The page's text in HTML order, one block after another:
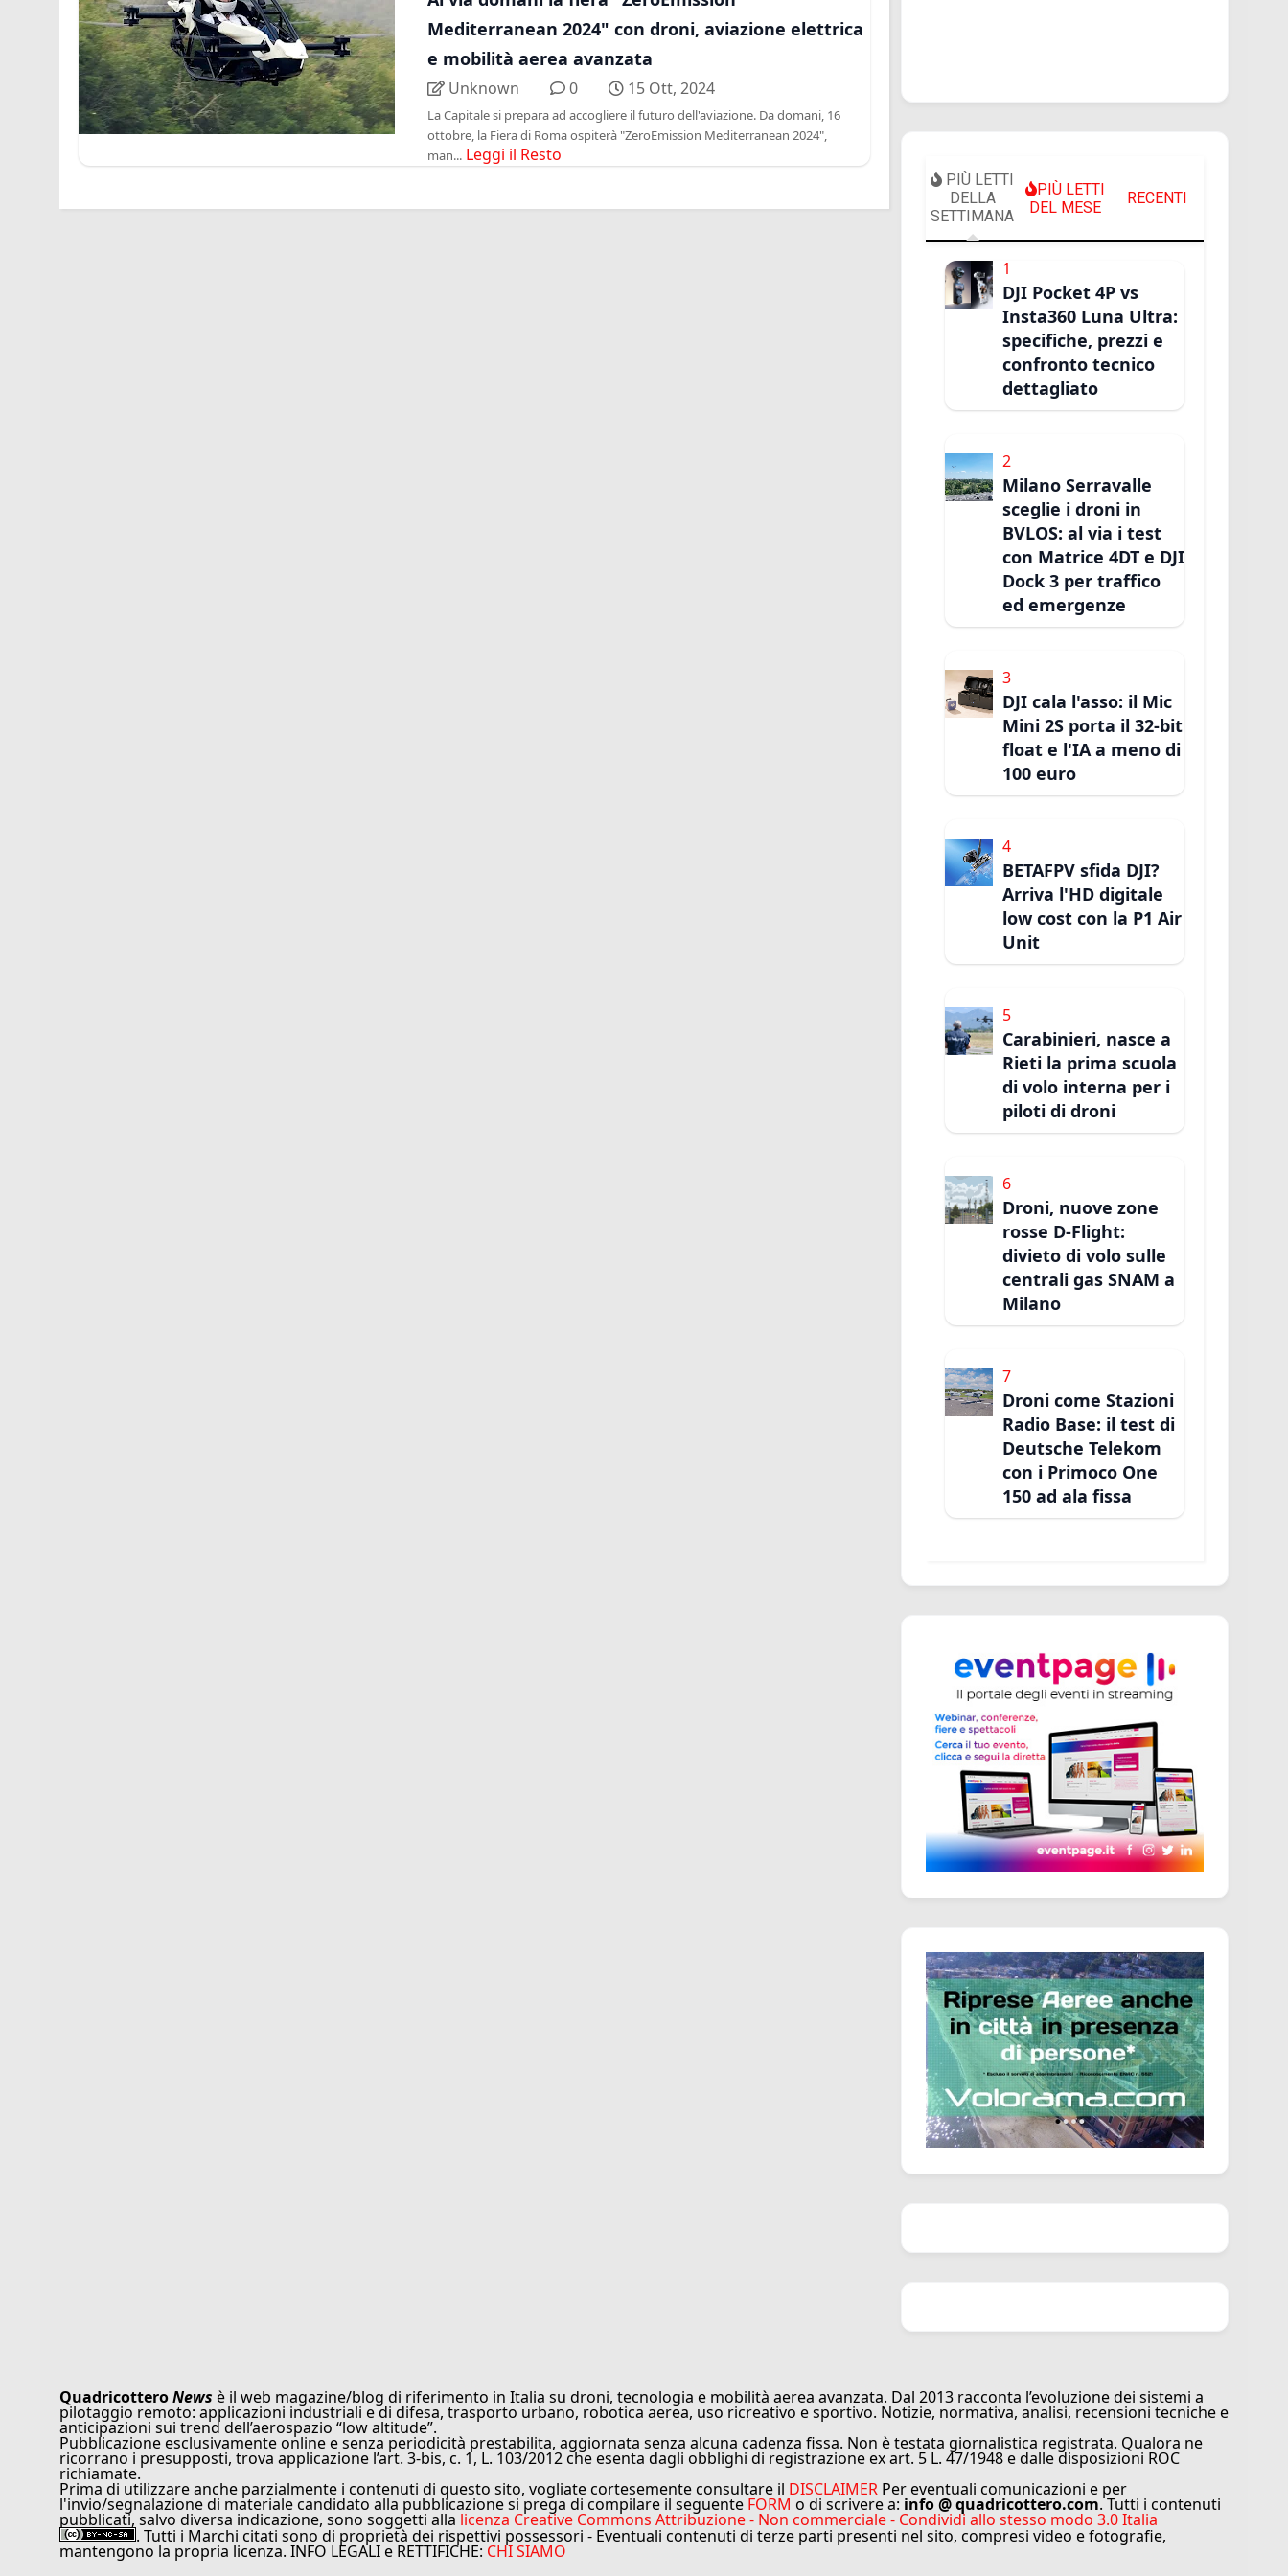
Mediterranean 2024" con droni, aviazione elettrica
e mobilità aerea avanzata
Unknown 0 15 Ott, 2024
La Capitale si prepara ad accogliere il futuro dell'aviazione. Da domani, 16
ottobre, la Fiera di Roma ospiterà "ZeroEmission Mediterranean 2024",
man... Leggi il Resto
PIÙ LETTI
DELLA
SETTIMANA
PIÙ LETTI
DEL MESE
RECENTI
1
DJI Pocket 4P vs
Insta360 Luna Ultra:
specifiche, prezzi e
confronto tecnico
dettagliato
2
Milano Serravalle
sceglie i droni in
BVLOS: al via i test
con Matrice 4DT e DJI
Dock 3 per traffico
ed emergenze
3
DJI cala l'asso: il Mic
Mini 2S porta il 32-bit
float e l'IA a meno di
100 euro
4
BETAFPV sfida DJI?
Arriva l'HD digitale
low cost con la P1 Air
Unit
5
Carabinieri, nasce a
Rieti la prima scuola
di volo interna per i
piloti di droni
6
Droni, nuove zone
rosse D-Flight:
divieto di volo sulle
centrali gas SNAM a
Milano
7
Droni come Stazioni
Radio Base: il test di
Deutsche Telekom
con i Primoco One
150 ad ala fissa
QuadricotteroNews è il web magazine/blog di riferimento in Italia su droni, tecnologia e mobilità aerea avanzata. Dal 2013 racconta l’evoluzione dei sistemi a
pilotaggio remoto: applicazioni industriali e di difesa, trasporto urbano, robotica aerea, uso ricreativo e sportivo. Notizie, normativa, analisi, recensioni tecniche e
anticipazioni sui trend dell’aerospazio “low altitude”.
Pubblicazione esclusivamente online e senza periodicità prestabilita, aggiornata senza alcuna cadenza fissa. Non è testata giornalistica registrata. Qualora ne
ricorrano i presupposti, trova applicazione l’art. 3-bis, c. 1, L. 103/2012 che esenta dagli obblighi di registrazione ex art. 5 L. 47/1948 e dalle disposizioni ROC
richiamate.
Prima di utilizzare anche parzialmente i contenuti di questo sito, vogliate cortesemente consultare il DISCLAIMER Per eventuali comunicazioni e per
l'invio/segnalazione di materiale candidato alla pubblicazione si prega di compilare il seguente FORM o di scrivere a: info @ quadricottero.com. Tutti i contenuti
pubblicati, salvo diversa indicazione, sono soggetti alla licenza Creative Commons Attribuzione - Non commerciale - Condividi allo stesso modo 3.0 Italia
. Tutti i Marchi citati sono di proprietà dei rispettivi possessori - Eventuali contenuti di terze parti presenti nel sito, compresi video e fotografie,
mantengono la propria licenza. INFO LEGALI e RETTIFICHE: CHI SIAMO